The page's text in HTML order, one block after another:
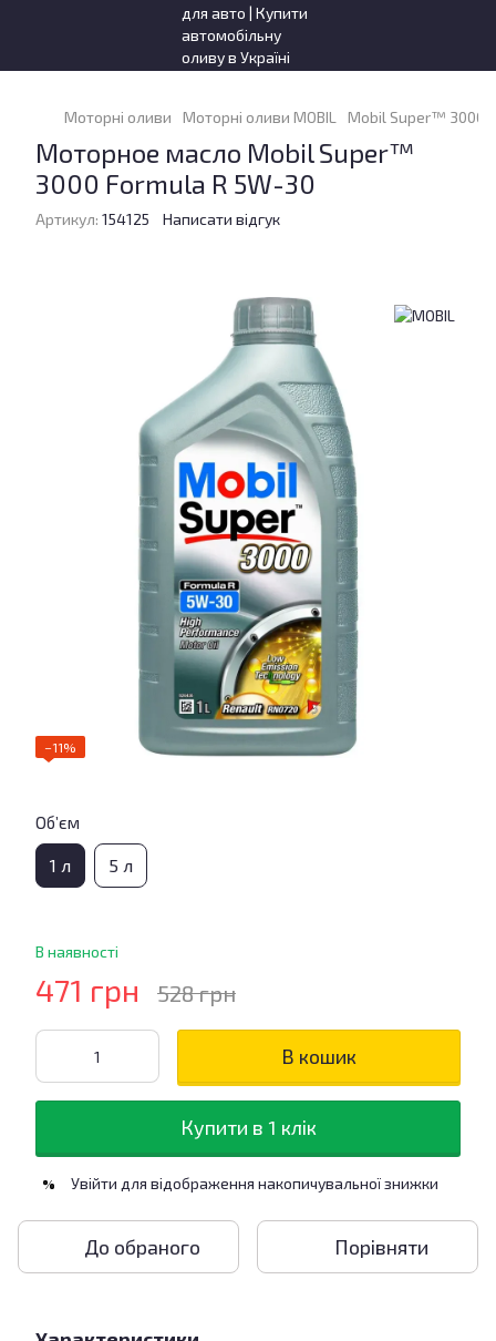
Моторні оливи Моторні оливи MOBIL Mobil Super™ 3000
Моторное масло Mobil Super™
3000 Formula R 5W-30
Артикул: 154125 Написати відгук
−11%
Об’єм
1 л 5 л
В наявності
471 грн 528 грн
В кошик
Купити в 1 клік
% Увійти для відображення накопичувальної знижки
До обраного Порівняти